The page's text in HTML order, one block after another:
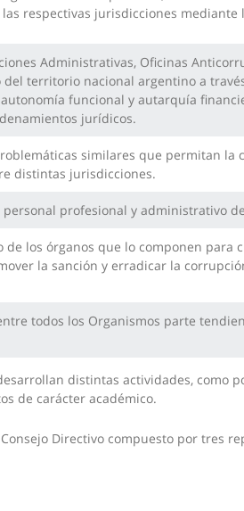
respectivas jurisdicciones mediante
Administrativas, Oficinas
territorio nacional argentino a
funcional y autarquía
jurídicos.
similares que permitan la
distintas jurisdicciones.
profesional y administrativo
los órganos que lo componen para
la sanción y erradicar la
todos los Organismos parte
distintas actividades, como
de carácter académico.
Directivo compuesto por tres